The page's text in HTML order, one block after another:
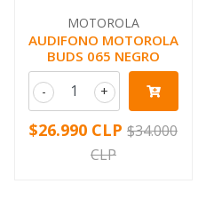
MOTOROLA
AUDIFONO MOTOROLA
BUDS 065 NEGRO
+
-
$26.990 CLP $34.000
CLP